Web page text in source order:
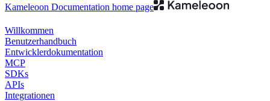
Kameleoon Documentation home page
Willkommen
Benutzerhandbuch
Entwicklerdokumentation
MCP
SDKs
APIs
Integrationen